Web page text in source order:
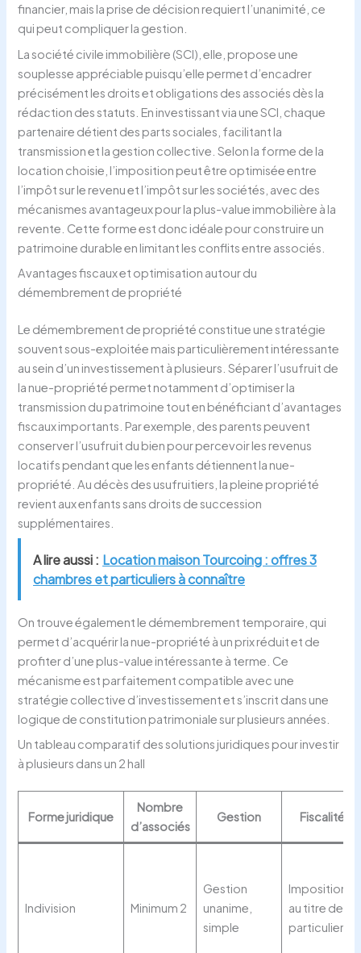
financier, mais la prise de décision requiert l’unanimité, ce
qui peut compliquer la gestion.
La société civile immobilière (SCI), elle, propose une
souplesse appréciable puisqu’elle permet d’encadrer
précisément les droits et obligations des associés dès la
rédaction des statuts. En investissant via une SCI, chaque
partenaire détient des parts sociales, facilitant la
transmission et la gestion collective. Selon la forme de la
location choisie, l’imposition peut être optimisée entre
l’impôt sur le revenu et l’impôt sur les sociétés, avec des
mécanismes avantageux pour la plus-value immobilière à la
revente. Cette forme est donc idéale pour construire un
patrimoine durable en limitant les conflits entre associés.
Avantages fiscaux et optimisation autour du
démembrement de propriété
Le démembrement de propriété constitue une stratégie
souvent sous-exploitée mais particulièrement intéressante
au sein d’un investissement à plusieurs. Séparer l’usufruit de
la nue-propriété permet notamment d’optimiser la
transmission du patrimoine tout en bénéficiant d’avantages
fiscaux importants. Par exemple, des parents peuvent
conserver l’usufruit du bien pour percevoir les revenus
locatifs pendant que les enfants détiennent la nue-
propriété. Au décès des usufruitiers, la pleine propriété
revient aux enfants sans droits de succession
supplémentaires.
A lire aussi : Location maison Tourcoing : offres 3
chambres et particuliers à connaître
On trouve également le démembrement temporaire, qui
permet d’acquérir la nue-propriété à un prix réduit et de
profiter d’une plus-value intéressante à terme. Ce
mécanisme est parfaitement compatible avec une
stratégie collective d’investissement et s’inscrit dans une
logique de constitution patrimoniale sur plusieurs années.
Un tableau comparatif des solutions juridiques pour investir
à plusieurs dans un 2 hall
Forme juridique
Nombre
d’associés
Gestion Fiscalité
Indivision Minimum 2
Gestion
unanime,
simple
Imposition
au titre des
particuliers